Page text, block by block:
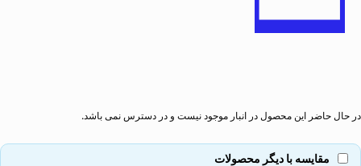
در حال حاضر این محصول در انبار موجود نیست و در دسترس نمی باشد.
مقایسه با دیگر محصولات